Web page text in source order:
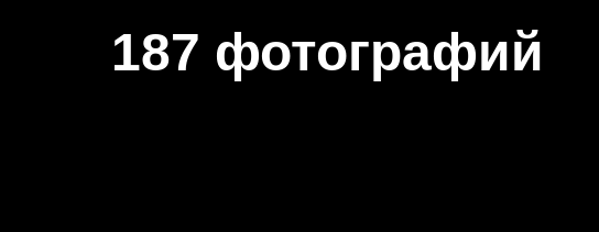
187 фотографий